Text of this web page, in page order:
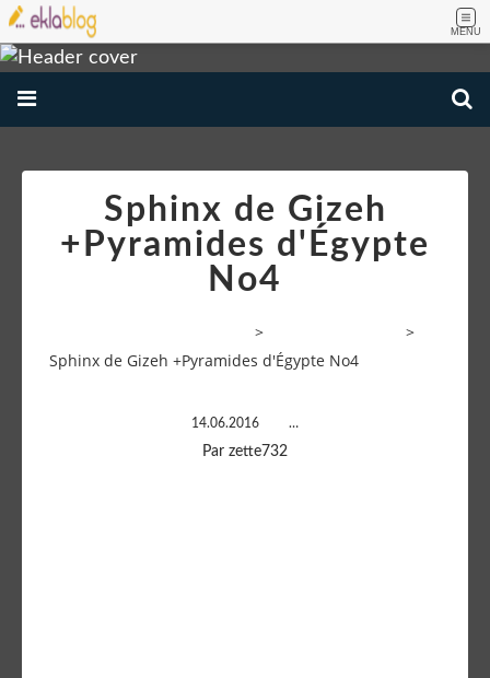
MENU
Sphinx de Gizeh
+Pyramides d'Égypte
No4
>
>
Sphinx de Gizeh +Pyramides d'Égypte No4
14.06.2016 …
Par zette732